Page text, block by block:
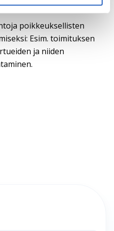
poikkeuksellisten
Esim. toimituksen
ja niiden